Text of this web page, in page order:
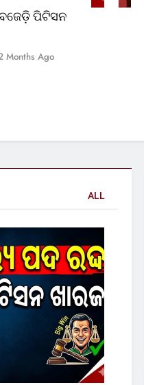
ପିଟିସନ
Months Ago
ALL